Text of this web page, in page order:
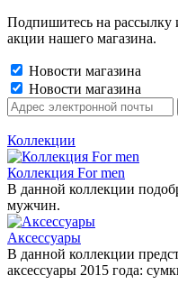
Подпишитесь на рассылку
акции нашего магазина.
Новости магазина
Новости магазина
Коллекции
Коллекция For men
В данной коллекции
мужчин.
Аксессуары
В данной коллекции
аксессуары 2015 года: